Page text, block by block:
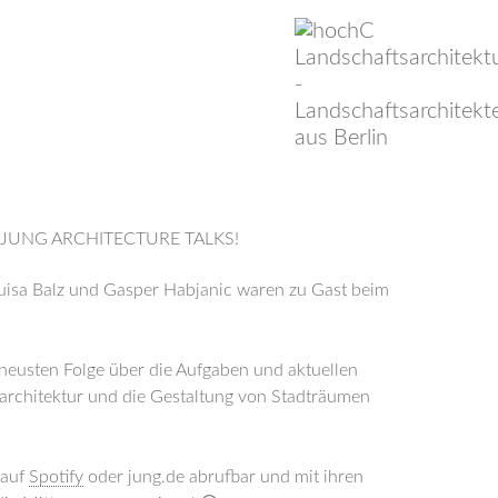
ARCHITECTURE TALKS!
Balz und Gasper Habjanic waren zu Gast beim
Folge über die Aufgaben und aktuellen
und die Gestaltung von Stadträumen
Spotify oder jung.de abrufbar und mit ihren